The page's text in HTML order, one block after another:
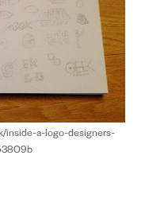
inside-a-logo-designers-